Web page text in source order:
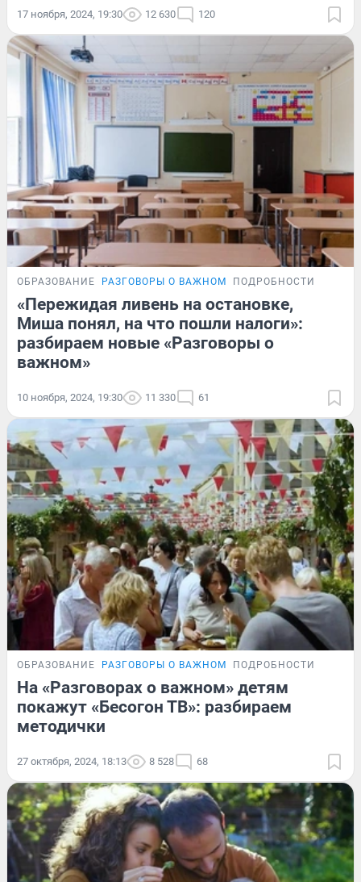
17 ноября, 2024, 19:30 12 630 120
ОБРАЗОВАНИЕ РАЗГОВОРЫ О ВАЖНОМ ПОДРОБНОСТИ
«Пережидая ливень на остановке,
Миша понял, на что пошли налоги»:
разбираем новые «Разговоры о
важном»
10 ноября, 2024, 19:30 11 330 61
ОБРАЗОВАНИЕ РАЗГОВОРЫ О ВАЖНОМ ПОДРОБНОСТИ
На «Разговорах о важном» детям
покажут «Бесогон ТВ»: разбираем
методички
27 октября, 2024, 18:13 8 528 68